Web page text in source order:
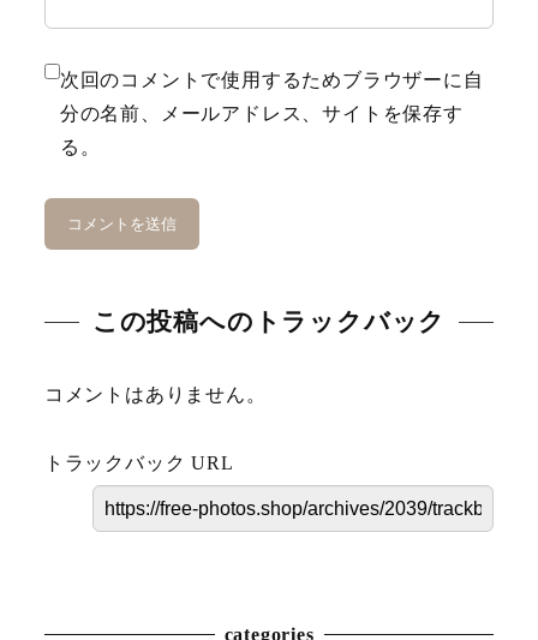
Scenery
次回のコメントで使用するためブラウザーに自
分の名前、メールアドレス、サイトを保存す
る。
この投稿へのトラックバック
コメントはありません。
トラックバック URL
categories